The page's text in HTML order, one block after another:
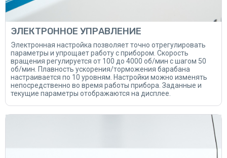
ЭЛЕКТРОННОЕ УПРАВЛЕНИЕ
Электронная настройка позволяет точно отрегулировать
параметры и упрощает работу с прибором. Скорость
вращения регулируется от 100 до 4000 об/мин с шагом 50
об/мин. Плавность ускорения/торможения барабана
настраивается по 10 уровням. Настройки можно изменять
непосредственно во время работы прибора. Заданные и
текущие параметры отображаются на дисплее.